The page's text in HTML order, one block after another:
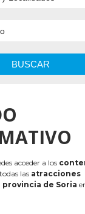
BUSCAR
acceder a los
las atracciones
de Soria